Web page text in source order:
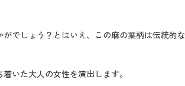
でしょう？とはいえ、この麻の葉柄は伝統的な
いた大人の女性を演出します。